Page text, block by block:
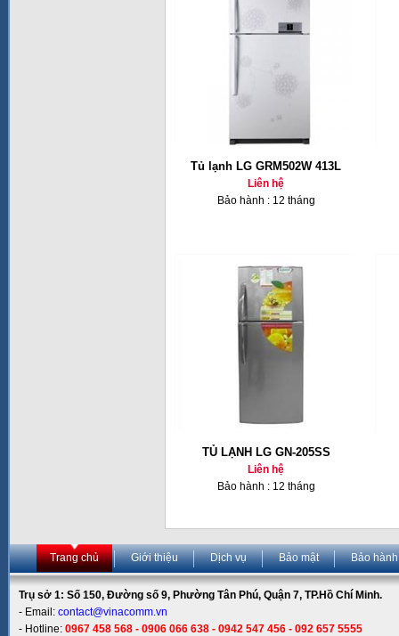
Tủ lạnh LG GRM502W 413L
Liên hệ
Bảo hành : 12 tháng
TỦ LẠNH LG GN-205SS
Liên hệ
Bảo hành : 12 tháng
Trang chủ Giới thiệu Dịch vụ Bảo mật Bảo hành
Trụ sở 1: Số 150, Đường số 9, Phường Tân Phú, Quận 7, TP.Hồ Chí Minh.
- Email: contact@vinacomm.vn
- Hotline: 0967 458 568 - 0906 066 638 - 0942 547 456 - 092 657 5555